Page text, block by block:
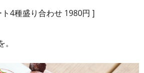
4種盛り合わせ 1980円 ]